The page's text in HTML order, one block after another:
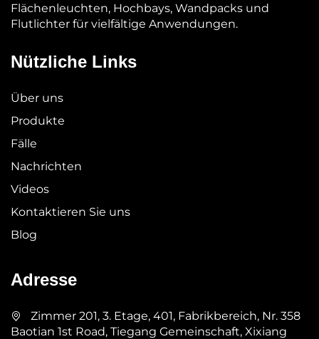
Flächenleuchten, Hochbays, Wandpacks und
Flutlichter für vielfältige Anwendungen.
Nützliche Links
Über uns
Produkte
Fälle
Nachrichten
Videos
Kontaktieren Sie uns
Blog
Adresse
Zimmer 201, 3. Etage, 401, Fabrikbereich, Nr. 358
Baotian 1st Road, Tiegang Gemeinschaft, Xixiang